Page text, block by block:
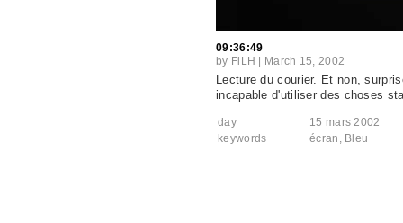
09:36:49
by FiLH March 15, 2002
Lecture du courier. Et non,
incapable d'utiliser des choses
day
15 mars 2002
keywords
écran , Bleu